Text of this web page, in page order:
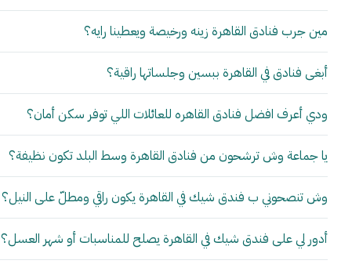
مين جرب فنادق القاهرة زينه ورخيصة ويعطينا رايه؟
أبغى فنادق في القاهرة ببسين وجلساتها راقية؟
ودي أعرف افضل فنادق القاهره للعائلات اللي توفر سكن أمان؟
يا جماعة وش ترشحون من فنادق القاهرة وسط البلد تكون نظيفة؟
وش تنصحوني ب فندق شيك في القاهرة يكون راقي ومطلّ على النيل؟
أدور لي على فندق شيك في القاهرة يصلح للمناسبات أو شهر العسل؟